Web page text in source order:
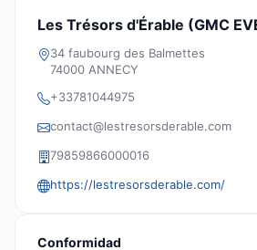
Les Trésors d'Érable (GMC
34 faubourg des Balmettes
74000 ANNECY
+33781044975
contact@lestresorsderable.com
79859866000016
https://lestresorsderable.com/
Conformidad